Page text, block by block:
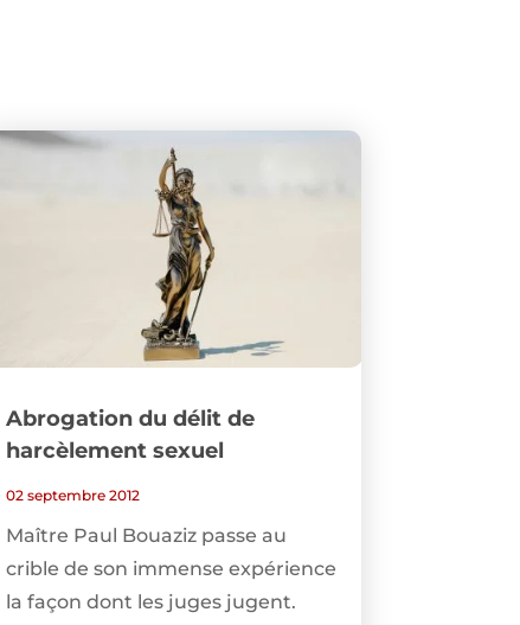
Abrogation du délit de
harcèlement sexuel
02 septembre 2012
Maître Paul Bouaziz passe au
crible de son immense expérience
la façon dont les juges jugent.